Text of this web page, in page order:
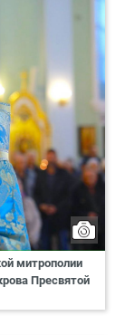
митрополии
Пресвятой